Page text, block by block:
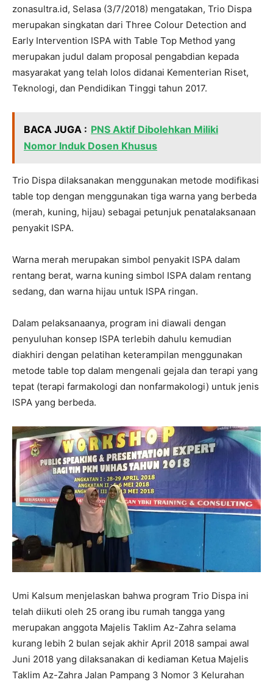
zonasultra.id, Selasa (3/7/2018) mengatakan, Trio Dispa
merupakan singkatan dari Three Colour Detection and
Early Intervention ISPA with Table Top Method yang
merupakan judul dalam proposal pengabdian kepada
masyarakat yang telah lolos didanai Kementerian Riset,
Teknologi, dan Pendidikan Tinggi tahun 2017.
BACA JUGA : PNS Aktif Dibolehkan Miliki
Nomor Induk Dosen Khusus
Trio Dispa dilaksanakan menggunakan metode modifikasi
table top dengan menggunakan tiga warna yang berbeda
(merah, kuning, hijau) sebagai petunjuk penatalaksanaan
penyakit ISPA.
Warna merah merupakan simbol penyakit ISPA dalam
rentang berat, warna kuning simbol ISPA dalam rentang
sedang, dan warna hijau untuk ISPA ringan.
Dalam pelaksanaanya, program ini diawali dengan
penyuluhan konsep ISPA terlebih dahulu kemudian
diakhiri dengan pelatihan keterampilan menggunakan
metode table top dalam mengenali gejala dan terapi yang
tepat (terapi farmakologi dan nonfarmakologi) untuk jenis
ISPA yang berbeda.
Umi Kalsum menjelaskan bahwa program Trio Dispa ini
telah diikuti oleh 25 orang ibu rumah tangga yang
merupakan anggota Majelis Taklim Az-Zahra selama
kurang lebih 2 bulan sejak akhir April 2018 sampai awal
Juni 2018 yang dilaksanakan di kediaman Ketua Majelis
Taklim Az-Zahra Jalan Pampang 3 Nomor 3 Kelurahan